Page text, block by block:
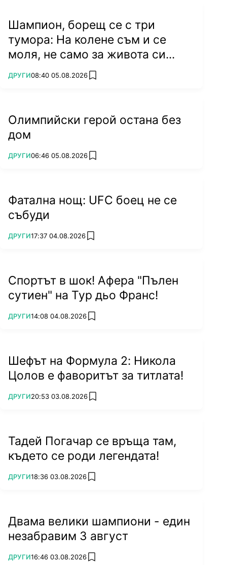
Шампион, борещ се с три
тумора: На колене съм и се
моля, не само за живота си...
ПОВЕЧЕ ОТ
ДРУГИ08:40 05.08.2026 add favorites
Олимпийски герой остана без
дом
ПОВЕЧЕ ОТ
ДРУГИ06:46 05.08.2026 add favorites
Фатална нощ: UFC боец не се
събуди
ПОВЕЧЕ ОТ
ДРУГИ17:37 04.08.2026 add favorites
Спортът в шок! Афера "Пълен
сутиен" на Тур дьо Франс!
ПОВЕЧЕ ОТ
ДРУГИ14:08 04.08.2026 add favorites
Шефът на Формула 2: Никола
Цолов е фаворитът за титлата!
ПОВЕЧЕ ОТ
ДРУГИ20:53 03.08.2026 add favorites
Тадей Погачар се връща там,
където се роди легендата!
ПОВЕЧЕ ОТ
ДРУГИ18:36 03.08.2026 add favorites
Двама велики шампиони - един
незабравим 3 август
ПОВЕЧЕ ОТ
ДРУГИ16:46 03.08.2026 add favorites